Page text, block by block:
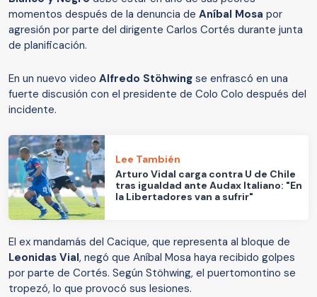
momentos después de la denuncia de Aníbal Mosa por
agresión por parte del dirigente Carlos Cortés durante junta
de planificación.
En un nuevo video Alfredo Stöhwing se enfrascó en una
fuerte discusión con el presidente de Colo Colo después del
incidente.
Lee También
Arturo Vidal carga contra U de Chile
tras igualdad ante Audax Italiano: "En
la Libertadores van a sufrir"
El ex mandamás del Cacique, que representa al bloque de
Leonidas Vial, negó que Aníbal Mosa haya recibido golpes
por parte de Cortés. Según Stöhwing, el puertomontino se
tropezó, lo que provocó sus lesiones.